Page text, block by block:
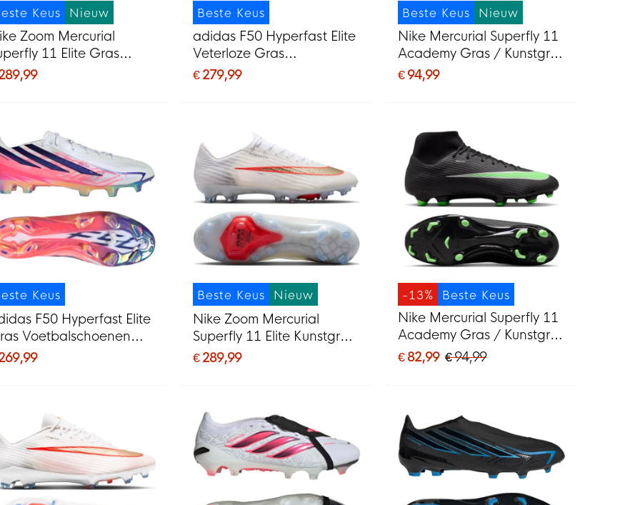
Keus Nieuw
Zoom Mercurial
11 Elite Gras
(FG) Wit
Beste Keus
adidas F50 Hyperfast Elite
Veterloze Gras
Voetbalschoenen (FG) Wit
€ 279,99
Beste Keus Nieuw
Nike Mercurial Superfly 11
Academy Gras / Kunstgras
Voetbalschoenen (MG)
€ 94,99
Keus
F50 Hyperfast Elite
Voetbalschoenen
Wit Paars Roze
Beste Keus Nieuw
Nike Zoom Mercurial
Superfly 11 Elite Kunstgras
Voetbalschoenen (AG) Wit
€ 289,99
Beste Keus
-13%
Nike Mercurial Superfly 11
Academy Gras / Kunstgras
Voetbalschoenen (MG)
Zwart Felgroen Zilvergrijs
€ 82,99 € 94,99